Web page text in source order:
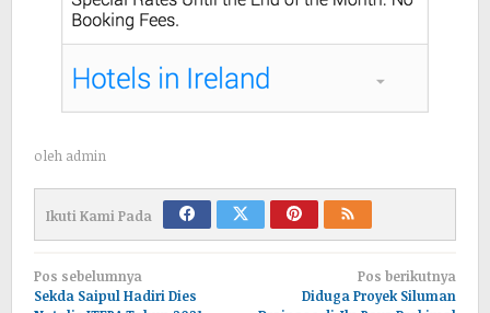
oleh admin
Ikuti Kami Pada
Navigasi
pos
Pos sebelumnya
Sekda Saipul Hadiri Dies
Pos berikutnya
Diduga Proyek Siluman